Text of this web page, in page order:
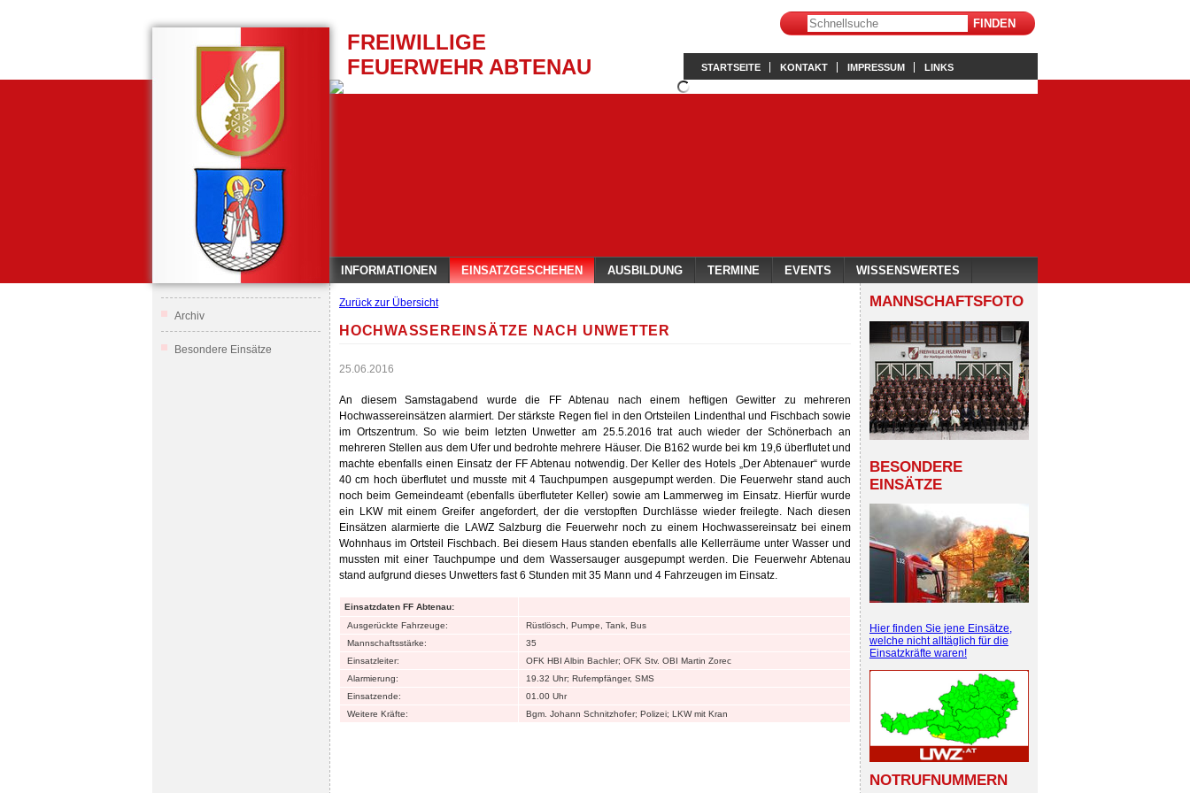
FREIWILLIGE
FEUERWEHR ABTENAU
STARTSEITE KONTAKT IMPRESSUM LINKS
INFORMATIONEN EINSATZGESCHEHEN AUSBILDUNG TERMINE EVENTS WISSENSWERTES
Archiv
Besondere Einsätze
Zurück zur Übersicht
HOCHWASSEREINSÄTZE NACH UNWETTER
25.06.2016
An diesem Samstagabend wurde die FF Abtenau nach einem heftigen Gewitter zu mehreren
Hochwassereinsätzen alarmiert. Der stärkste Regen fiel in den Ortsteilen Lindenthal und Fischbach sowie
im Ortszentrum. So wie beim letzten Unwetter am 25.5.2016 trat auch wieder der Schönerbach an
mehreren Stellen aus dem Ufer und bedrohte mehrere Häuser. Die B162 wurde bei km 19,6 überflutet und
machte ebenfalls einen Einsatz der FF Abtenau notwendig. Der Keller des Hotels „Der Abtenauer“ wurde
40 cm hoch überflutet und musste mit 4 Tauchpumpen ausgepumpt werden. Die Feuerwehr stand auch
noch beim Gemeindeamt (ebenfalls überfluteter Keller) sowie am Lammerweg im Einsatz. Hierfür wurde
ein LKW mit einem Greifer angefordert, der die verstopften Durchlässe wieder freilegte. Nach diesen
Einsätzen alarmierte die LAWZ Salzburg die Feuerwehr noch zu einem Hochwassereinsatz bei einem
Wohnhaus im Ortsteil Fischbach. Bei diesem Haus standen ebenfalls alle Kellerräume unter Wasser und
mussten mit einer Tauchpumpe und dem Wassersauger ausgepumpt werden. Die Feuerwehr Abtenau
stand aufgrund dieses Unwetters fast 6 Stunden mit 35 Mann und 4 Fahrzeugen im Einsatz.
Einsatzdaten FF Abtenau:
Ausgerückte Fahrzeuge:
Rüstlösch, Pumpe, Tank, Bus
Mannschaftsstärke:
35
Einsatzleiter:
OFK HBI Albin Bachler; OFK Stv. OBI Martin Zorec
Alarmierung:
19.32 Uhr; Rufempfänger, SMS
Einsatzende:
01.00 Uhr
Weitere Kräfte:
Bgm. Johann Schnitzhofer; Polizei; LKW mit Kran
MANNSCHAFTSFOTO
BESONDERE
EINSÄTZE
Hier finden Sie jene Einsätze,
welche nicht alltäglich für die
Einsatzkräfte waren!
NOTRUFNUMMERN